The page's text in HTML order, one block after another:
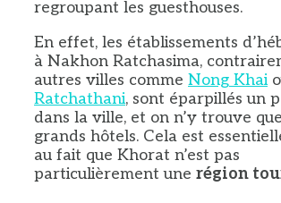
regroupant les guesthouses.
En effet, les établissements
à Nakhon Ratchasima,
autres villes comme Nong Khai
Ratchathani, sont éparpillés un
dans la ville, et on n’y trouve
grands hôtels. Cela est
au fait que Khorat n’est pas
particulièrement une région